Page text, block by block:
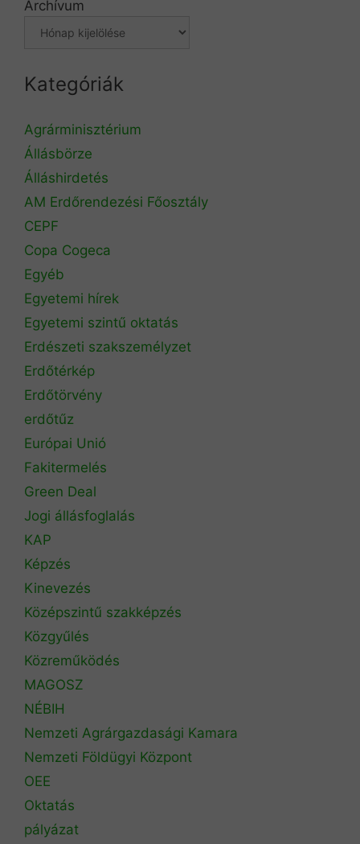
Archívum
Kategóriák
Agrárminisztérium
Állásbörze
Álláshirdetés
AM Erdőrendezési Főosztály
CEPF
Copa Cogeca
Egyéb
Egyetemi hírek
Egyetemi szintű oktatás
Erdészeti szakszemélyzet
Erdőtérkép
Erdőtörvény
erdőtűz
Európai Unió
Fakitermelés
Green Deal
Jogi állásfoglalás
KAP
Képzés
Kinevezés
Középszintű szakképzés
Közgyűlés
Közreműködés
MAGOSZ
NÉBIH
Nemzeti Agrárgazdasági Kamara
Nemzeti Földügyi Központ
OEE
Oktatás
pályázat